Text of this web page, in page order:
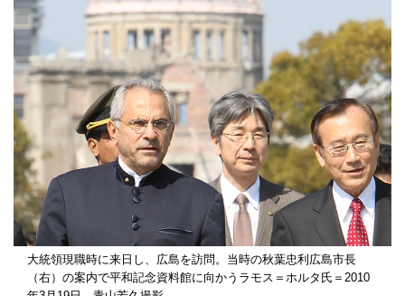
大統領現職時に来日し、広島を訪問。当時の秋葉忠利広島市長
（右）の案内で平和記念資料館に向かうラモス＝ホルタ氏＝2010